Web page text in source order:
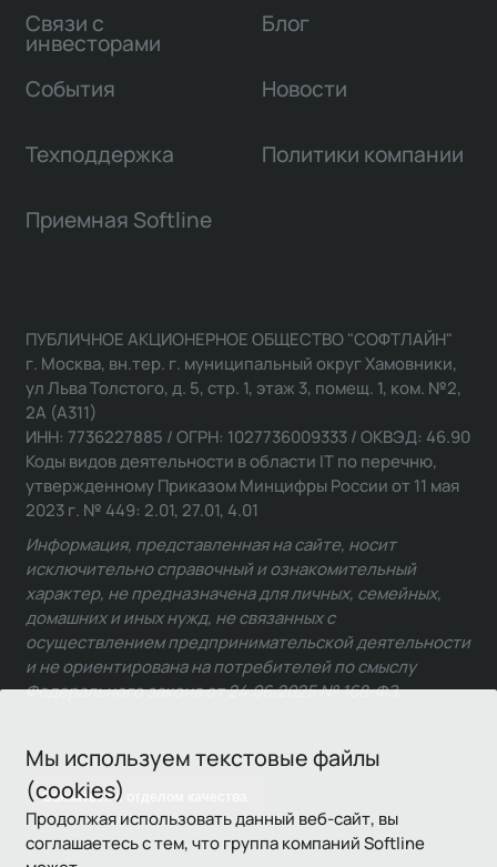
Мы используем текстовые файлы
(cookies)
Продолжая использовать данный веб-сайт, вы
соглашаетесь с тем, что группа компаний Softline
Связи с
инвесторами
Блог
События Новости
Техподдержка Политики компании
Приемная Softline
Связаться с отделом качества
ПУБЛИЧНОЕ АКЦИОНЕРНОЕ ОБЩЕСТВО "СОФТЛАЙН"
г. Москва, вн.тер. г. муниципальный округ Хамовники,
ул Льва Толстого, д. 5, стр. 1, этаж 3, помещ. 1, ком. №2,
2А (А311)
ИНН: 7736227885 / ОГРН: 1027736009333 / ОКВЭД: 46.90
Коды видов деятельности в области IT по перечню,
утвержденному Приказом Минцифры России от 11 мая
2023 г. № 449: 2.01, 27.01, 4.01
Информация, представленная на сайте, носит
исключительно справочный и ознакомительный
характер, не предназначена для личных, семейных,
домашних и иных нужд, не связанных с
осуществлением предпринимательской деятельности
и не ориентирована на потребителей по смыслу
Федерального закона от 24.06.2025 № 168-ФЗ.